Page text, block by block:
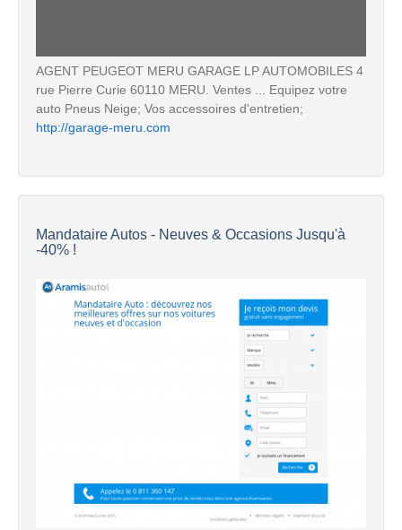
AGENT PEUGEOT MERU GARAGE LP AUTOMOBILES 4
rue Pierre Curie 60110 MERU. Ventes ... Equipez votre
auto Pneus Neige; Vos accessoires d'entretien;
http://garage-meru.com
Mandataire Autos - Neuves & Occasions Jusqu'à
-40% !